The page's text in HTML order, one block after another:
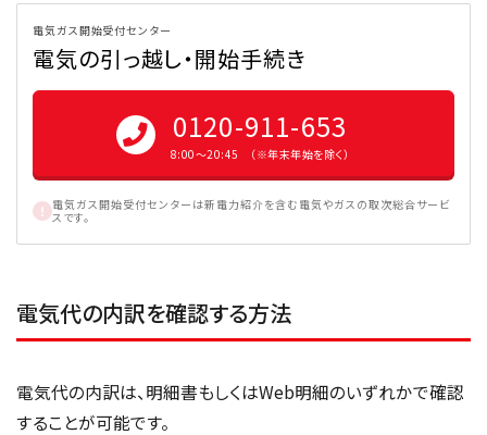
電気ガス開始受付センター
電気の引っ越し・開始手続き
0120-911-653
8:00〜20:45 （※年末年始を除く）
電気ガス開始受付センターは新電力紹介を含む電気やガスの取次総合サービ
スです。
電気代の内訳を確認する方法
電気代の内訳は、明細書もしくはWeb明細のいずれかで確認
することが可能です。